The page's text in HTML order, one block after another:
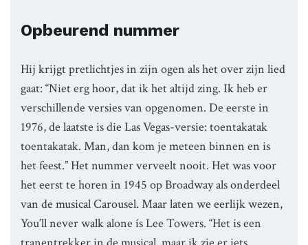
Opbeurend nummer
Hij krijgt pretlichtjes in zijn ogen als het over zijn lied
gaat: “Niet erg hoor, dat ik het altijd zing. Ik heb er
verschillende versies van opgenomen. De eerste in
1976, de laatste is die Las Vegas-versie: toentakatak
toentakatak. Man, dan kom je meteen binnen en is
het feest.” Het nummer verveelt nooit. Het was voor
het eerst te horen in 1945 op Broadway als onderdeel
van de musical Carousel. Maar laten we eerlijk wezen,
You’ll never walk alone ís Lee Towers. “Het is een